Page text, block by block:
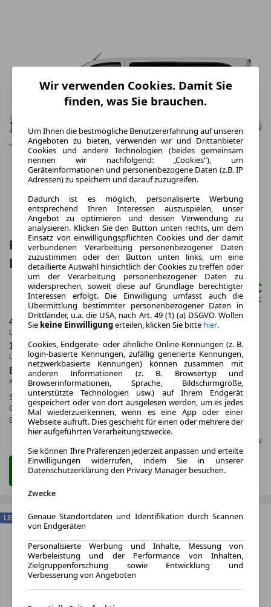
Peugeot e-Traveller 136 75KWH Active
L2 5 Türen
ab mtl.768,00 €
netto mtl. 645,38 €
48 Monate
Laufzeit
10.000 km
1.44
Leasingfaktor
ca. 100 kW (136 PS)
Leistung
Elektro
Kraftstoff
Stromverbr.¹: ca. kWh/100km(komb.)
CO
-Emissionen* ca. 0 g/km
Effizienzklasse: A
Gefunden auf Carwow
Zum Leasing Angebot
LEASING
Wir verwenden Cookies. Damit Sie
finden, was Sie brauchen.
Um Ihnen die bestmögliche Benutzererfahrung auf unseren
Angeboten zu bieten, verwenden wir und Drittanbieter
Cookies und andere Technologien (beides gemeinsam
nennen wir nachfolgend: „Cookies"), um
Geräteinformationen und personenbezogene Daten (z.B. IP
Adressen) zu speichern und darauf zuzugreifen.
Dadurch ist es möglich, personalisierte Werbung
entsprechend Ihren Interessen auszuspielen, unser
Angebot zu optimieren und dessen Verwendung zu
analysieren. Klicken Sie den Button unten rechts, um dem
Einsatz von einwilligungspflichten Cookies und der damit
verbundenen Verarbeitung personenbezogener Daten
zuzustimmen oder den Button unten links, um eine
detaillierte Auswahl hinsichtlich der Cookies zu treffen oder
um der Verarbeitung personenbezogener Daten zu
widersprechen, soweit diese auf Grundlage berechtigter
Interessen erfolgt. Die Einwilligung umfasst auch die
Übermittlung bestimmter personenbezogener Daten in
Drittländer, u.a. die USA, nach Art. 49 (1) (a) DSGVO. Wollen
Sie keine Einwilligungerteilen, klicken Sie bitte hier.
Cookies, Endgeräte- oder ähnliche Online-Kennungen (z. B.
login-basierte Kennungen, zufällig generierte Kennungen,
netzwerkbasierte Kennungen) können zusammen mit
anderen Informationen (z. B. Browsertyp und
Browserinformationen, Sprache, Bildschirmgröße,
unterstützte Technologien usw.) auf Ihrem Endgerät
gespeichert oder von dort ausgelesen werden, um es jedes
Mal wiederzuerkennen, wenn es eine App oder einer
Webseite aufruft. Dies geschieht für einen oder mehrere der
hier aufgeführten Verarbeitungszwecke.
Sie können Ihre Präferenzen jederzeit anpassen und erteilte
Einwilligungen widerrufen, indem Sie in unserer
Datenschutzerklärung den Privacy Manager besuchen.
Zwecke
Genaue Standortdaten und Identifikation durch Scannen
von Endgeräten
Personalisierte Werbung und Inhalte, Messung von
Werbeleistung und der Performance von Inhalten,
Zielgruppenforschung sowie Entwicklung und
Verbesserung von Angeboten